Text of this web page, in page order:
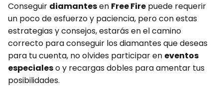
Conseguir diamantesen Free Fire puede requerir
un poco de esfuerzo y paciencia, pero con estas
estrategias y consejos, estarás en el camino
correcto para conseguir los diamantes que deseas
para tu cuenta, no olvides participar en eventos
especialeso y recargas dobles para amentar tus
posibilidades.